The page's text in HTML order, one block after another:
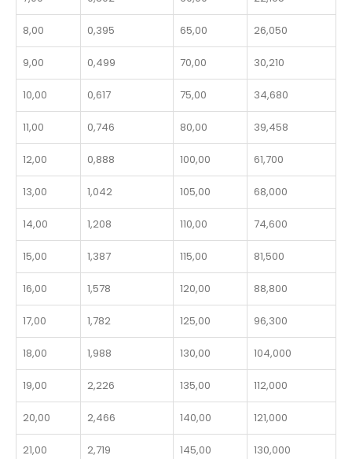
8,00 0,395 65,00 26,050
9,00 0,499 70,00 30,210
10,00 0,617 75,00 34,680
11,00 0,746 80,00 39,458
12,00 0,888 100,00 61,700
13,00 1,042 105,00 68,000
14,00 1,208 110,00 74,600
15,00 1,387 115,00 81,500
16,00 1,578 120,00 88,800
17,00 1,782 125,00 96,300
18,00 1,988 130,00 104,000
19,00 2,226 135,00 112,000
20,00 2,466 140,00 121,000
21,00 2,719 145,00 130,000